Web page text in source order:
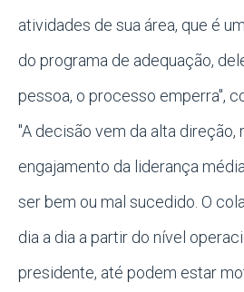
atividades de sua área, que é
do programa de adequação,
pessoa, o processo emperra",
"A decisão vem da alta direção,
engajamento da liderança
ser bem ou mal sucedido. O
dia a dia a partir do nível
presidente, até podem estar